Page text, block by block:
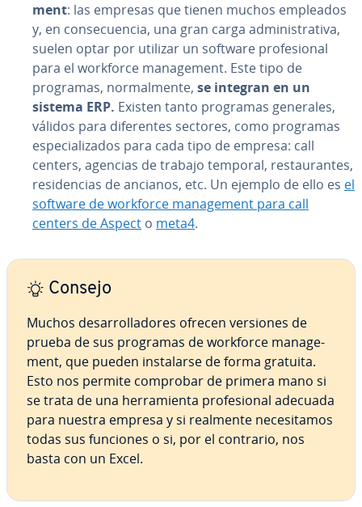
me­nt: las empresas que tienen muchos empleados
y, en co­n­se­cue­n­cia, una gran carga ad­mi­ni­s­tra­ti­va,
suelen optar por utilizar un software pro­fe­sio­nal
para el workforce ma­na­ge­me­nt. Este tipo de
programas, no­r­ma­l­me­n­te, se integran en un
sistema ERP. Existen tanto programas generales,
válidos para di­fe­re­n­tes sectores, como programas
es­pe­cia­li­za­dos para cada tipo de empresa: call
centers, agencias de trabajo temporal, re­s­tau­ra­n­tes,
re­si­de­n­cias de ancianos, etc. Un ejemplo de ello es el
software de workforce ma­na­ge­me­nt para call
centers de Aspect o meta4.
Consejo
Muchos de­sa­rro­lla­do­res ofrecen versiones de
prueba de sus programas de workforce ma­na­ge­
me­nt, que pueden in­s­ta­lar­se de forma gratuita.
Esto nos permite comprobar de primera mano si
se trata de una he­rra­mie­n­ta pro­fe­sio­nal adecuada
para nuestra empresa y si realmente ne­ce­si­ta­mos
todas sus funciones o si, por el contrario, nos
basta con un Excel.